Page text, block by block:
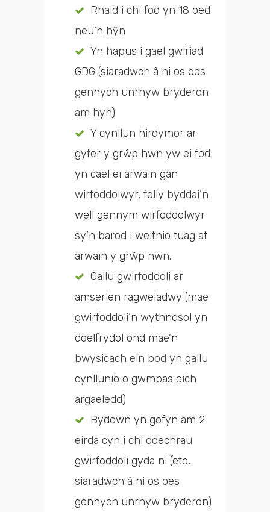
Rhaid i chi fod yn 18 oed
neu’n hŷn
Yn hapus i gael gwiriad
GDG (siaradwch â ni os oes
gennych unrhyw bryderon
am hyn)
Y cynllun hirdymor ar
gyfer y grŵp hwn yw ei fod
yn cael ei arwain gan
wirfoddolwyr, felly byddai’n
well gennym wirfoddolwyr
sy’n barod i weithio tuag at
arwain y grŵp hwn.
Gallu gwirfoddoli ar
amserlen ragweladwy (mae
gwirfoddoli’n wythnosol yn
ddelfrydol ond mae’n
bwysicach ein bod yn gallu
cynllunio o gwmpas eich
argaeledd)
Byddwn yn gofyn am 2
eirda cyn i chi ddechrau
gwirfoddoli gyda ni (eto,
siaradwch â ni os oes
gennych unrhyw bryderon)